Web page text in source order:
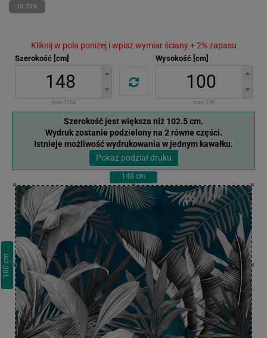
ID 729
Kliknij w pola poniżej i wpisz wymiar ściany + 2% zapasu
Szerokość [cm]
max: 1153
Wysokość [cm]
max: 778
Szerokość jest większa niż 102.5 cm.
Wydruk zostanie podzielony na 2 równe części.
Istnieje możliwość wydrukowania w jednym kawałku.
Pokaż podział druku
148 cm
100
cm